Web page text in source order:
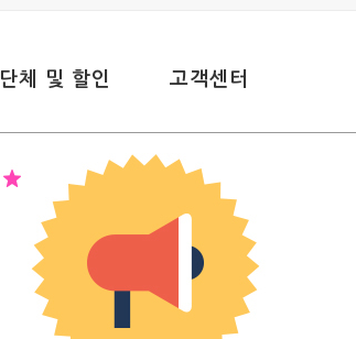
단체 및 할인 고객센터